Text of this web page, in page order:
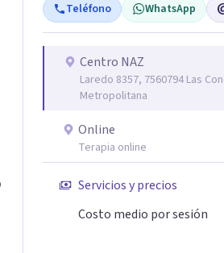
Teléfono WhatsApp
Centro NAZ
Laredo 8357, 7560794 Las
Metropolitana
Online
Terapia online
Servicios y precios
Costo medio por sesión